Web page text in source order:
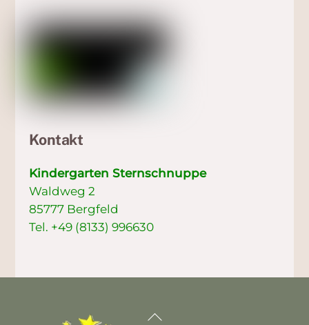
Kontakt
Kindergarten Sternschnuppe
Waldweg 2
85777 Bergfeld
Tel. +49 (8133) 996630